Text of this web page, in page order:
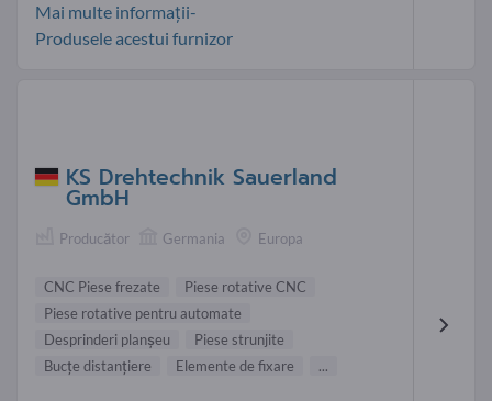
Mai multe informații-
Produsele acestui furnizor
KS Drehtechnik Sauerland
GmbH
Producător Germania Europa
CNC Piese frezate
Piese rotative CNC
Piese rotative pentru automate
Desprinderi planşeu
Piese strunjite
Bucţe distanţiere
Elemente de fixare ...